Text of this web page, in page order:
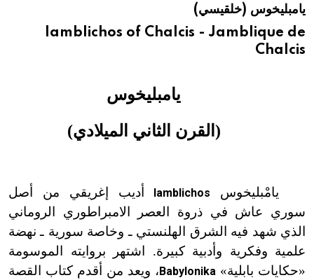
هيئة الموسوعة العربية تطلق موسوعات جديدة في عام 2026
يامبليخوس (خلقيسي)
Iamblichos of Chalcis - Jamblique de
Chalcis
يامبليخوس
(القرن الثاني الميلادي)
يامْبليخوس Iamblichos
أديب إغريقي من أصل
سوري عاش في ذروة العصر الامبراطوري الروماني
الذي شهد فيه الشرق الهلنستي ـ وخاصة سورية ـ نهضة
علمية وفكرية وأدبية كبيرة. اشتهر بروايته الموسومة
«حكايات بابلية» Babylonika ، ويعد من أقدم كتاب القصة